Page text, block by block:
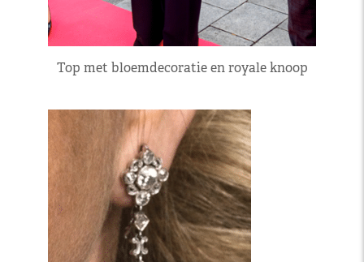
Top met bloemdecoratie en royale knoop